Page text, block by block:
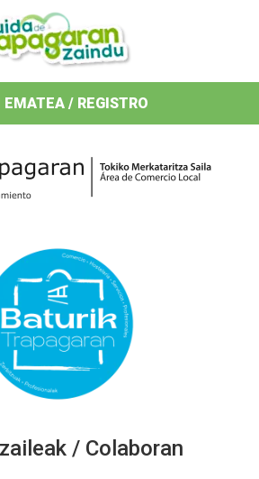
/ Organizan
/ Colaboran
EMATEA / REGISTRO